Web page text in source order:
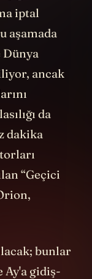
iptal
ancak
da
“Geçici
bunlar